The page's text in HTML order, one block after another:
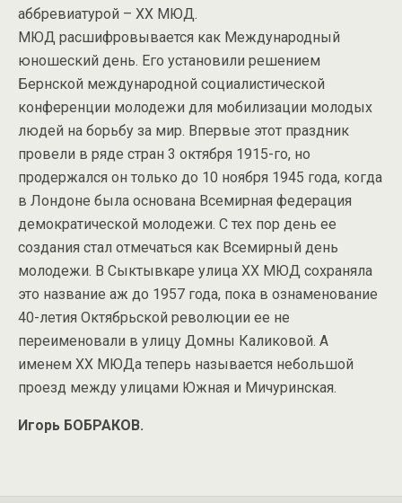
аббревиатурой – XX МЮД.
МЮД расшифровывается как Международный
юношеский день. Его установили решением
Бернской международной социалистической
конференции молодежи для мобилизации молодых
людей на борьбу за мир. Впервые этот праздник
провели в ряде стран 3 октября 1915-го, но
продержался он только до 10 ноября 1945 года, когда
в Лондоне была основана Всемирная федерация
демократической молодежи. С тех пор день ее
создания стал отмечаться как Всемирный день
молодежи. В Сыктывкаре улица XX МЮД сохраняла
это название аж до 1957 года, пока в ознаменование
40-летия Октябрьской революции ее не
переименовали в улицу Домны Каликовой. А
именем XX МЮДа теперь называется небольшой
проезд между улицами Южная и Мичуринская.
Игорь БОБРАКОВ.